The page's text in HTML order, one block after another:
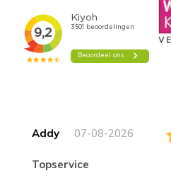
Addy 07-08-2026
topservice